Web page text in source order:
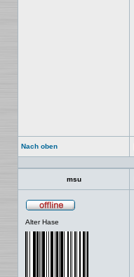
Nach oben
msu
Alter Hase